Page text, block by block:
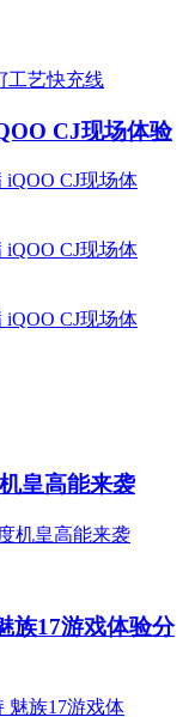
CJ现场体验
皇高能来袭
族17游戏体验分